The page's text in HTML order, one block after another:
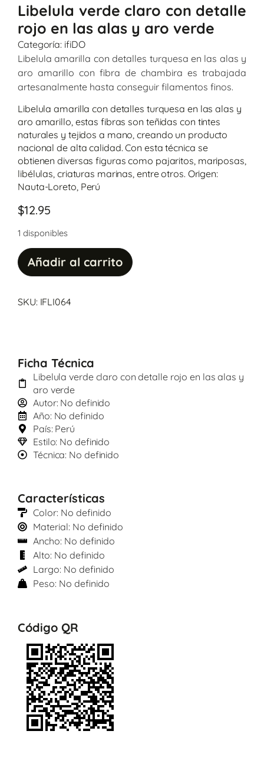
Categoría: ifiDO
Libelula verde claro con detalle
rojo en las alas y aro verde
Libelula amarilla con detalles turquesa en las alas y
aro amarillo con fibra de chambira es trabajada
artesanalmente hasta conseguir filamentos finos.
Libelula amarilla con detalles turquesa en las alas y
aro amarillo, estas fibras son teñidas con tintes
naturales y tejidos a mano, creando un producto
nacional de alta calidad. Con esta técnica se
obtienen diversas figuras como pajaritos, mariposas,
libélulas, criaturas marinas, entre otros. Origen:
Nauta-Loreto, Perú
$12.95
1 disponibles
Añadir al carrito
SKU: IFLI064
Ficha Técnica
Libelula verde claro con detalle rojo en las alas y
aro verde
Autor: No definido
Año: No definido
País: Perú
Estilo: No definido
Técnica: No definido
Características
Color: No definido
Material: No definido
Ancho: No definido
Alto: No definido
Largo: No definido
Peso: No definido
Código QR